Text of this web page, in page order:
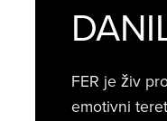
FER je živ
emotivni